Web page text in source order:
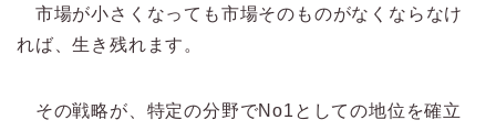
市場が小さくなっても市場そのものがなくならなけ
れば、生き残れます。
その戦略が、特定の分野でNo1としての地位を確立